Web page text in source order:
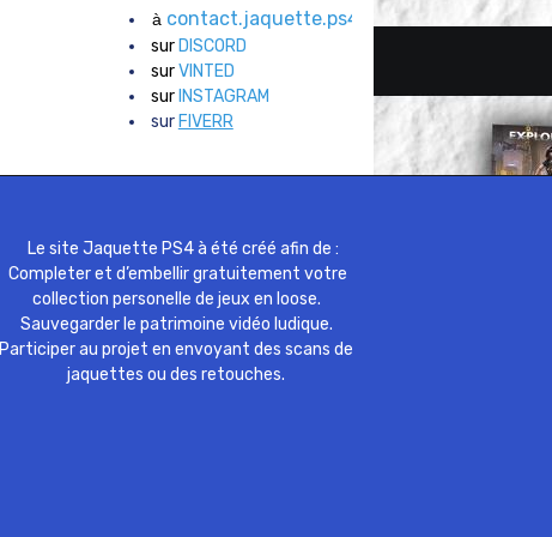
à contact.jaquette.ps4@gmail.com
sur DISCORD
surVINTED
sur INSTAGRAM
sur FIVERR
Le site Jaquette PS4 à été créé afin de :
Completer et d’embellir gratuitement votre
collection personelle de jeux en loose.
Sauvegarder le patrimoine vidéo ludique.
Participer au projet en envoyant des scans de
jaquettes ou des retouches.